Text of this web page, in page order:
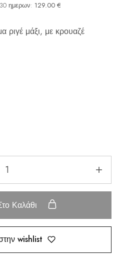
ημερων: 129.00 €
ριγέ μάξι, με κρουαζέ
Καλάθι
wishlist